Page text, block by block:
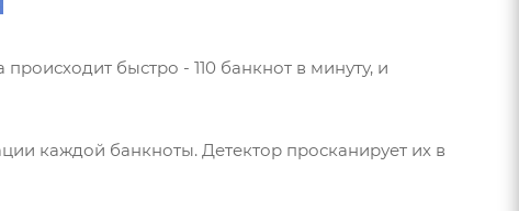
быстро - 110 банкнот в минуту, и
каждой банкноты. Детектор просканирует их в